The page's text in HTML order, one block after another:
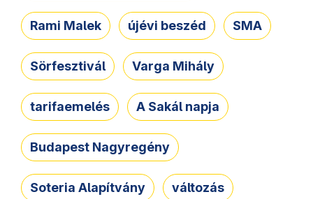
Rami Malek újévi beszéd SMA
Sörfesztivál Varga Mihály
tarifaemelés A Sakál napja
Budapest Nagyregény
Soteria Alapítvány változás